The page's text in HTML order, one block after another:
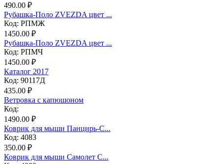
490.00 ₽
Рубашка-Поло ZVEZDA цвет ...
Код: РПМЖ
1450.00 ₽
Рубашка-Поло ZVEZDA цвет ...
Код: РПМЧ
1450.00 ₽
Каталог 2017
Код: 90117Д
435.00 ₽
Ветровка с капюшоном
Код:
1490.00 ₽
Коврик для мыши Панцирь-С...
Код: 4083
350.00 ₽
Коврик для мыши Самолет С...